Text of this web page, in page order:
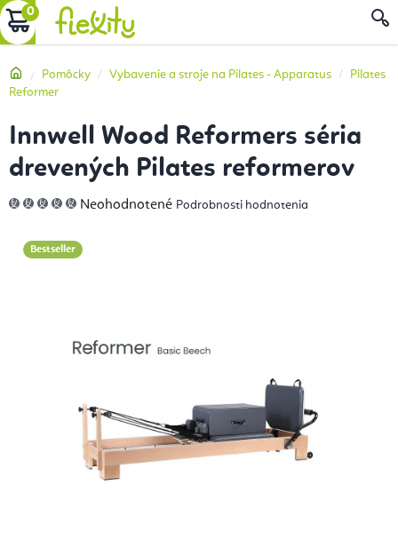
Prejsť
na
NÁKUPNÝ
DomovPomôcky Vybavenie a stroje na Pilates - Apparatus
Pilates
Reformer
Innwell Wood Reformers séria
drevených Pilates reformerov
Priemerné
hodnotenie
0,0
z
Neohodnotené Podrobnosti hodnotenia
Bestseller